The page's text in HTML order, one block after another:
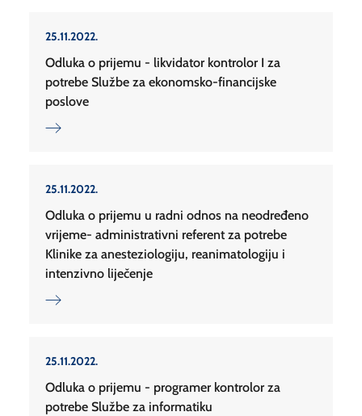
25.11.2022.
Odluka o prijemu - likvidator kontrolor I za
potrebe Službe za ekonomsko-financijske
poslove
25.11.2022.
Odluka o prijemu u radni odnos na neodređeno
vrijeme- administrativni referent za potrebe
Klinike za anesteziologiju, reanimatologiju i
intenzivno liječenje
25.11.2022.
Odluka o prijemu - programer kontrolor za
potrebe Službe za informatiku